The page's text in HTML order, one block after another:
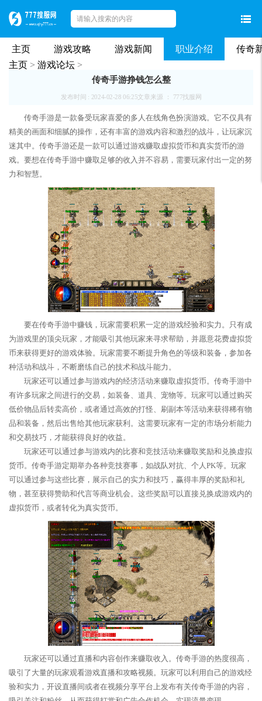
主页 游戏攻略 游戏新闻 职业介绍
传奇
主页 > 游戏论坛 >
传奇手游挣钱怎么整
发布时间 : 2024-02-28 06:25文章来源 ： 777找服网
传奇手游是一款备受玩家喜爱的多人在线角色扮演游戏。它不仅具有
精美的画面和细腻的操作，还有丰富的游戏内容和激烈的战斗，让玩家沉
迷其中。传奇手游还是一款可以通过游戏赚取虚拟货币和真实货币的游
戏。要想在传奇手游中赚取足够的收入并不容易，需要玩家付出一定的努
力和智慧。
要在传奇手游中赚钱，玩家需要积累一定的游戏经验和实力。只有成
为游戏里的顶尖玩家，才能吸引其他玩家来寻求帮助，并愿意花费虚拟货
币来获得更好的游戏体验。玩家需要不断提升角色的等级和装备，参加各
种活动和战斗，不断磨练自己的技术和战斗能力。
玩家还可以通过参与游戏内的经济活动来赚取虚拟货币。传奇手游中
有许多玩家之间进行的交易，如装备、道具、宠物等。玩家可以通过购买
低价物品后转卖高价，或者通过高效的打怪、刷副本等活动来获得稀有物
品和装备，然后出售给其他玩家获利。这需要玩家有一定的市场分析能力
和交易技巧，才能获得良好的收益。
玩家还可以通过参与游戏内的比赛和竞技活动来赚取奖励和兑换虚拟
货币。传奇手游定期举办各种竞技赛事，如战队对抗、个人PK等。玩家
可以通过参与这些比赛，展示自己的实力和技巧，赢得丰厚的奖励和礼
物，甚至获得赞助和代言等商业机会。这些奖励可以直接兑换成游戏内的
虚拟货币，或者转化为真实货币。
玩家还可以通过直播和内容创作来赚取收入。传奇手游的热度很高，
吸引了大量的玩家观看游戏直播和攻略视频。玩家可以利用自己的游戏经
验和实力，开设直播间或者在视频分享平台上发布有关传奇手游的内容，